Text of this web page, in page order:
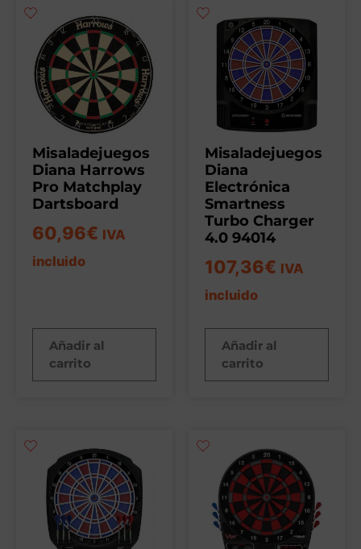
Misaladejuegos
Diana Harrows
Pro Matchplay
Dartsboard
60,96€ IVA
incluido
Añadir al
carrito
Misaladejuegos
Diana
Electrónica
Smartness
Turbo Charger
4.0 94014
107,36€ IVA
incluido
Añadir al
carrito